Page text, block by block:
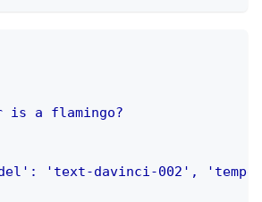
is a flamingo?
'text-davinci-002',